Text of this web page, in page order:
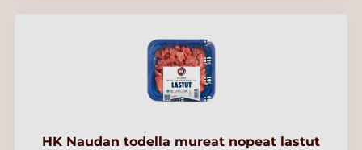
HK Naudan todella mureat nopeat lastut